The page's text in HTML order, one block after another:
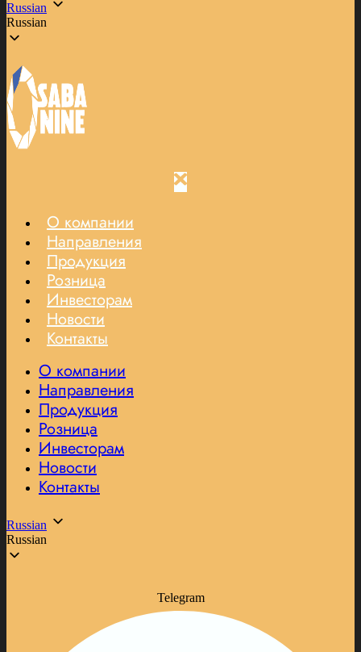
Russian
Russian
О компании
Направления
Продукция
Розница
Инвесторам
Новости
Контакты
О компании
Направления
Продукция
Розница
Инвесторам
Новости
Контакты
Russian
Russian
Telegram